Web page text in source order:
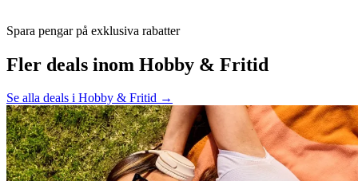
Spara pengar på exklusiva rabatter
Fler deals inom Hobby & Fritid
Se alla deals i Hobby & Fritid →